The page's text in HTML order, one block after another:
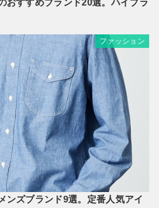
おすすめブランド20選。ハイブラ
ファッション
ンズブランド9選。定番人気アイ